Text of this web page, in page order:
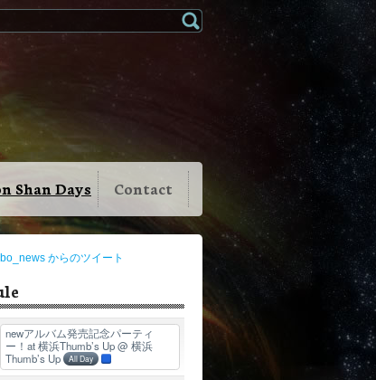
Shan Days Contact
からのツイート
newアルバム発売記念パーティ
ー！at 横浜Thumb’s Up@ 横浜
Thumb’s Up All Day